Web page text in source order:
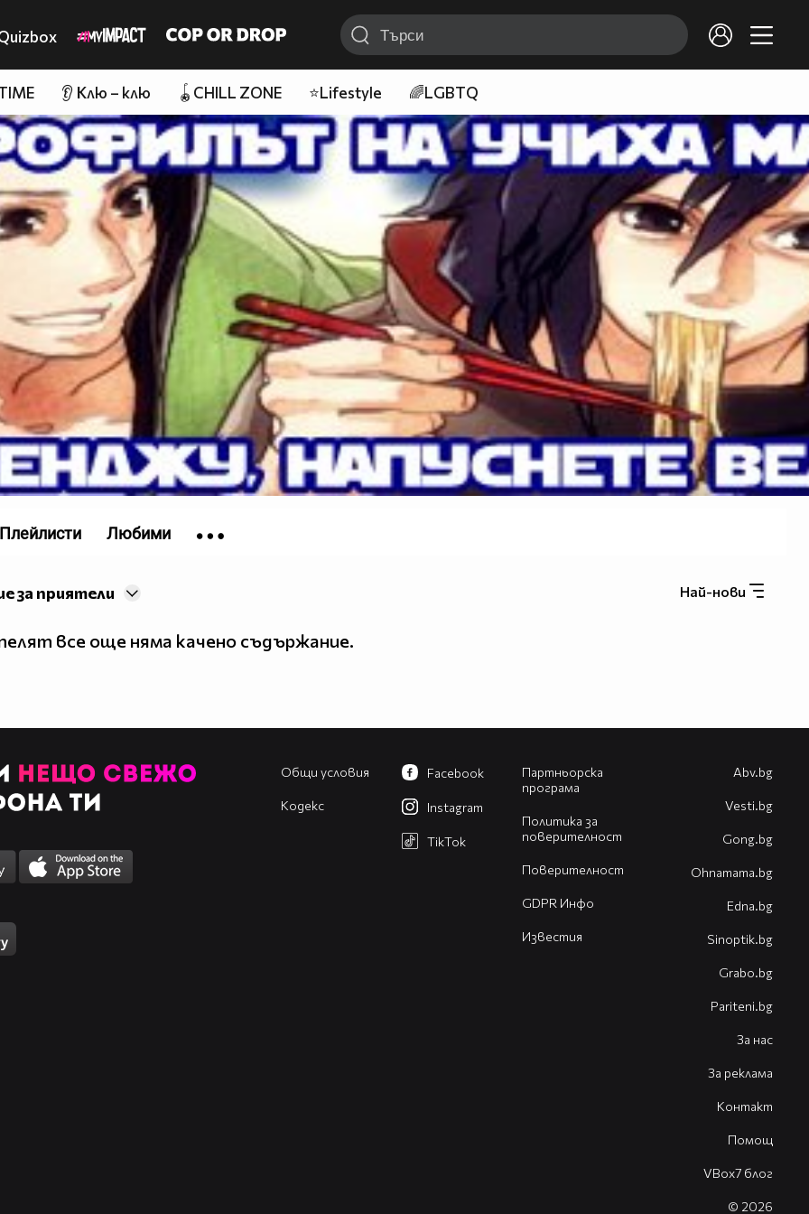
👂 Клю – клю 🪀CHILL ZONE ⭐Lifestyle 🌈LGBTQ
Най-нови
за приятели
все още няма качено съдържание.
Плейлисти Любими
Общи условия
Кодекс
Партньорска
програма
Политика за
поверителност
Поверителност
GDPR Инфо
Известия
Facebook
Instagram
TikTok
Abv.bg
Vesti.bg
Gong.bg
Оhnamama.bg
Edna.bg
Sinoptik.bg
Grabo.bg
Pariteni.bg
За нас
За реклама
Контакт
Помощ
VBox7 блог
© 2026